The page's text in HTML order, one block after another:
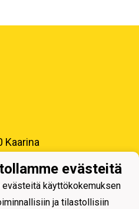
Kaarina
evästeitä
käyttökokemuksen
ja tilastollisiin